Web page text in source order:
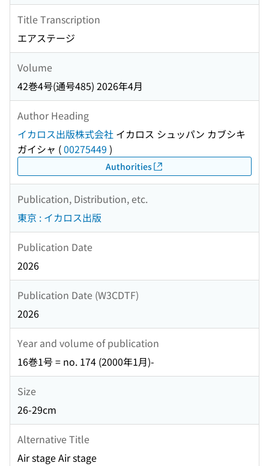
Title Transcription
エアステージ
Volume
42巻4号(通号485) 2026年4月
Author Heading
イカロス出版株式会社 イカロス シュッパン カブシキ
ガイシャ (00275449 )
Authorities
Publication, Distribution, etc.
東京 : イカロス出版
Publication Date
2026
Publication Date (W3CDTF)
2026
Year and volume of publication
16巻1号 = no. 174 (2000年1月)-
Size
26-29cm
Alternative Title
Air stage Air stage